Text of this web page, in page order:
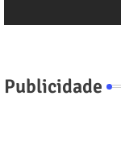
Publicidade